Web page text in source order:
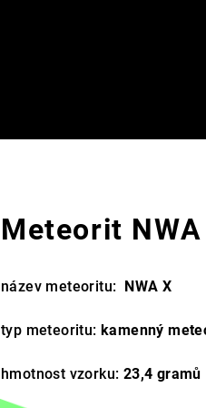
Meteorit
název meteoritu: NWA X
typ meteoritu: kamenný
hmotnost vzorku: 23,4 gramů